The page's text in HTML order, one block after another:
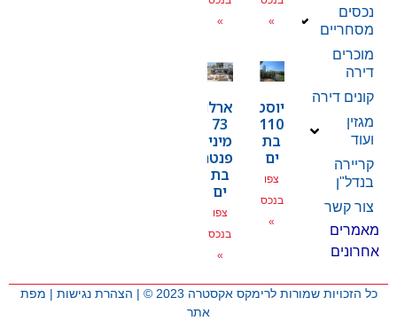
נכסים
מסחריים
מוכרים
דירה
קונים דירה
מגזין
ועוד
קריירה
בנדל"ן
צור קשר
מאמרים
אחרונים
»
»
יוסטפל
110
בת
ים
צפו
בנכס
»
ארלוזרוב
73
מיני
פנטהאוז
בת
ים
צפו
בנכס
»
כל הזכויות שמורות לרימקס אקסטרה 2023 © | הצהרת נגישות | מפת
אתר